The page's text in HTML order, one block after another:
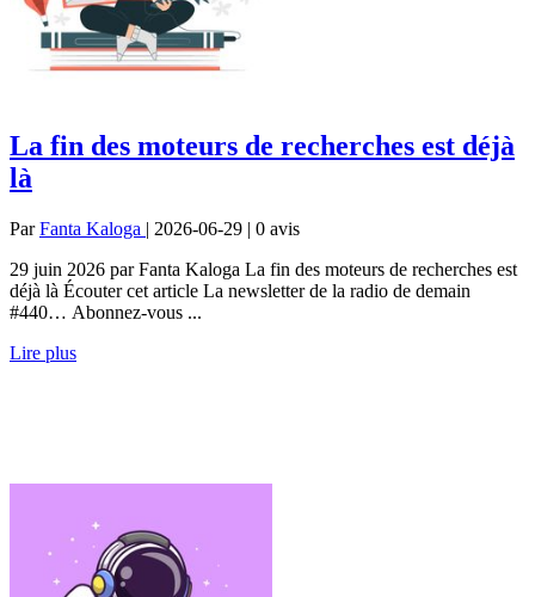
La fin des moteurs de recherches est déjà
là
ParFanta Kaloga | 2026-06-29 | 0 avis
29 juin 2026 par Fanta Kaloga La fin des moteurs de recherches est
déjà là Écouter cet article La newsletter de la radio de demain
#440… Abonnez-vous ...
Lire plus